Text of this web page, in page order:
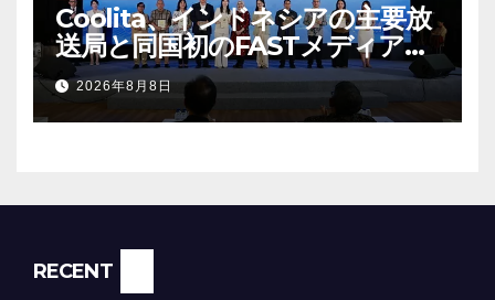
Coolita、インドネシアの主要放
送局と同国初のFASTメディア連
合を設立
2026年8月8日
RECENT